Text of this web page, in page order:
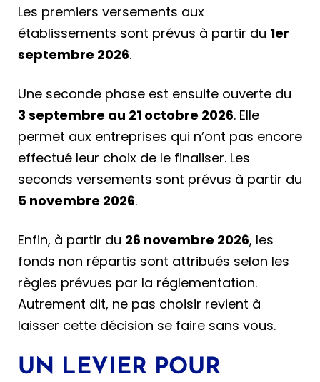
Les premiers versements aux
établissements sont prévus à partir du 1er
septembre 2026.
Une seconde phase est ensuite ouverte du
3 septembre au 21 octobre 2026. Elle
permet aux entreprises qui n’ont pas encore
effectué leur choix de le finaliser. Les
seconds versements sont prévus à partir du
5 novembre 2026.
Enfin, à partir du 26 novembre 2026, les
fonds non répartis sont attribués selon les
règles prévues par la réglementation.
Autrement dit, ne pas choisir revient à
laisser cette décision se faire sans vous.
UN LEVIER POUR